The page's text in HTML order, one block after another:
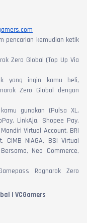
pencarian kemudian ketik
Zero Global (Top Up Via
yang ingin kamu beli,
Zero Global dengan
gunakan (Pulsa XL,
LinkAja, Shopee Pay,
Virtual Account, BRI
CIMB NIAGA, BSI Virtual
Neo Commerce,
Ragnarok Zero
tersedia. Klik “Baca
| VCGamers